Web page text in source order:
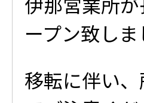
ープン致しま
移転に伴い